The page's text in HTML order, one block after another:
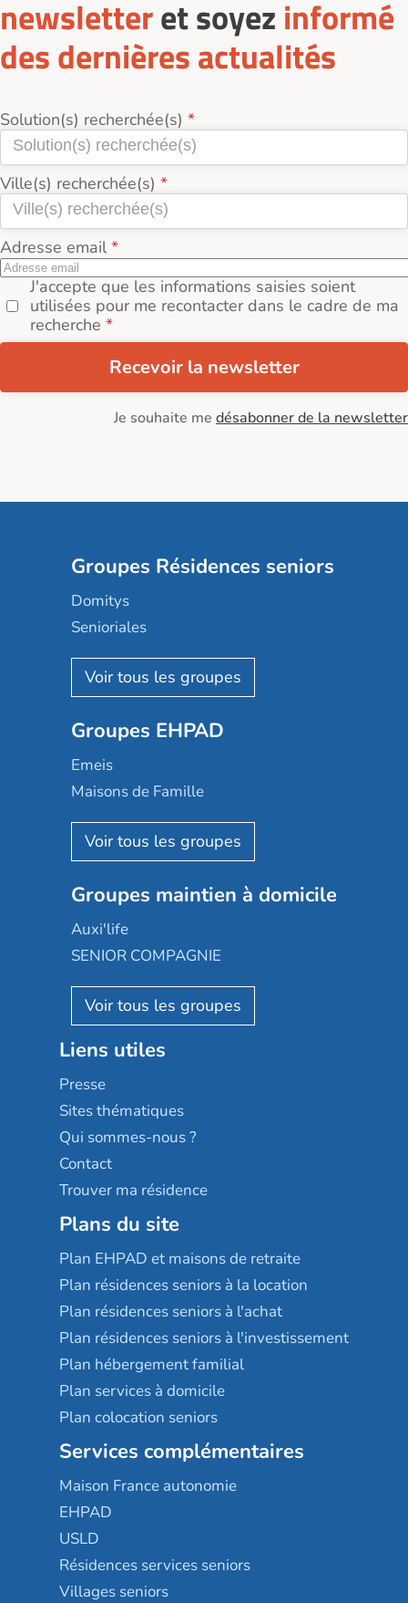
newsletteret soyez informé
des dernières actualités
Solution(s) recherchée(s)
Ville(s) recherchée(s)
Adresse email
J'accepte que les informations saisies soient
utilisées pour me recontacter dans le cadre de ma
recherche
Recevoir la newsletter
Je souhaite me désabonner de la newsletter
Groupes Résidences seniors
Domitys
Senioriales
Nohée
Les Résidentiels
Mobicap
Domusvi
Happy Senior
Aquarelia
Nexity edenea
Les jardins d'Arcadie
Occitalia
Appartseniors
Reseda
Stella management
Les villages d'or
Sérénys
Résidences services Villa Médicis
Groupes EHPAD
Emeis
Maisons de Famille
Korian
Emera
Groupe SOS
Le Noble Âge
Almage
Résidalya
Groupe aplus
Groupes maintien à domicile
Auxi'life
SENIOR COMPAGNIE
AGE D'OR Services
Liens utiles
Presse
Sites thématiques
Qui sommes-nous ?
Contact
Trouver ma résidence
Plans du site
Plan EHPAD et maisons de retraite
Plan résidences seniors à la location
Plan résidences seniors à l'achat
Plan résidences seniors à l'investissement
Plan hébergement familial
Plan services à domicile
Plan colocation seniors
Services complémentaires
Maison France autonomie
EHPAD
USLD
Résidences services seniors
Villages seniors